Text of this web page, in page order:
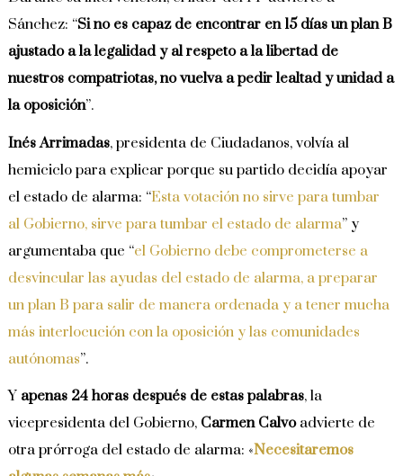
Sánchez: “Si no es capaz de encontrar en 15 días un plan B
ajustado a la legalidad y al respeto a la libertad de
nuestros compatriotas, no vuelva a pedir lealtad y unidad a
la oposición”.
Inés Arrimadas, presidenta de Ciudadanos, volvía al
hemiciclo para explicar porque su partido decidía apoyar
el estado de alarma: “Esta votación no sirve para tumbar
al Gobierno, sirve para tumbar el estado de alarma” y
argumentaba que “el Gobierno debe comprometerse a
desvincular las ayudas del estado de alarma, a preparar
un plan B para salir de manera ordenada y a tener mucha
más interlocución con la oposición y las comunidades
autónomas”.
Y apenas 24 horas después de estas palabras, la
vicepresidenta del Gobierno, Carmen Calvo advierte de
otra prórroga del estado de alarma: «Necesitaremos